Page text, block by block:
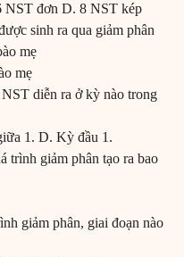
NST đơn D. 8 NST kép
sinh ra qua giảm phân
mẹ
mẹ
diễn ra ở kỳ nào trong
1. D. Kỳ đầu 1.
trình giảm phân tạo ra bao
giảm phân, giai đoạn nào